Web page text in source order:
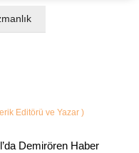
Editörü ve Yazar )
Demirören Haber